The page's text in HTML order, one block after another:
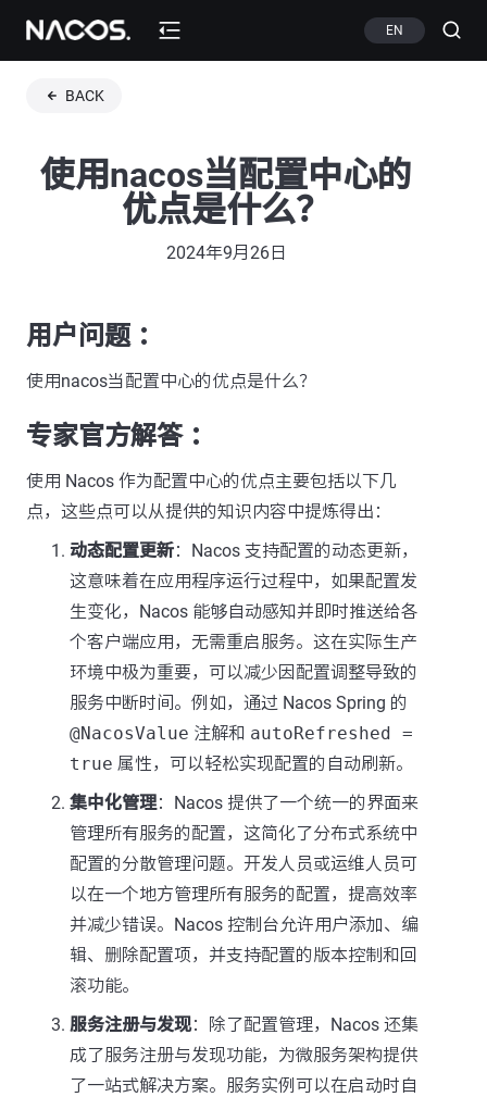
EN
BACK
使用nacos当配置中心的
优点是什么？
2024年9月26日
用户问题 ：
使用nacos当配置中心的优点是什么？
专家官方解答 ：
使用 Nacos 作为配置中心的优点主要包括以下几
点，这些点可以从提供的知识内容中提炼得出：
动态配置更新：Nacos 支持配置的动态更新，
这意味着在应用程序运行过程中，如果配置发
生变化，Nacos 能够自动感知并即时推送给各
个客户端应用，无需重启服务。这在实际生产
环境中极为重要，可以减少因配置调整导致的
服务中断时间。例如，通过 Nacos Spring 的
@NacosValue 注解和 autoRefreshed =
true 属性，可以轻松实现配置的自动刷新。
集中化管理：Nacos 提供了一个统一的界面来
管理所有服务的配置，这简化了分布式系统中
配置的分散管理问题。开发人员或运维人员可
以在一个地方管理所有服务的配置，提高效率
并减少错误。Nacos 控制台允许用户添加、编
辑、删除配置项，并支持配置的版本控制和回
滚功能。
服务注册与发现：除了配置管理，Nacos 还集
成了服务注册与发现功能，为微服务架构提供
了一站式解决方案。服务实例可以在启动时自